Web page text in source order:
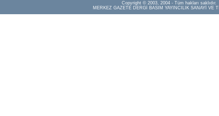
Copyright © 2003, 2004 - Tüm hakları saklıdır.
MERKEZ GAZETE DERGİ BASIM YAYINCILIK SANAYİ VE